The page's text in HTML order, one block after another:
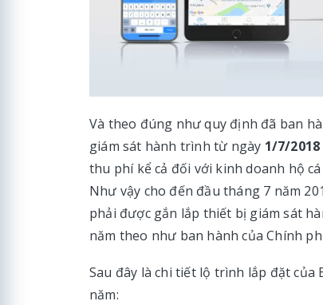
Và theo đúng như quy định đã ban
giám sát hành trình từ ngày 1/7/2018
thu phí kể cả đối với kinh doanh hộ
Như vậy cho đến đầu tháng 7 năm
phải được gắn lắp thiết bị giám sát
năm theo như ban hành của Chính
Sau đây là chi tiết lộ trình lắp đặt của
năm: